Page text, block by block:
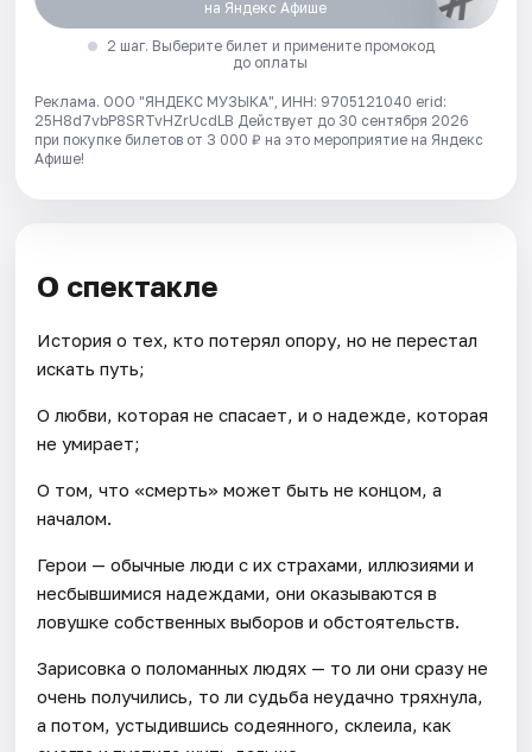
на Яндекс Афише
2 шаг. Выберите билет и примените промокод
до оплаты
Реклама. ООО "ЯНДЕКС МУЗЫКА", ИНН: 9705121040 erid:
25H8d7vbP8SRTvHZrUcdLB Действует до 30 сентября 2026
при покупке билетов от 3 000 ₽ на это мероприятие на Яндекс
Афише!
О спектакле
История о тех, кто потерял опору, но не перестал
искать путь;
О любви, которая не спасает, и о надежде, которая
не умирает;
О том, что «смерть» может быть не концом, а
началом.
Герои — обычные люди с их страхами, иллюзиями и
несбывшимися надеждами, они оказываются в
ловушке собственных выборов и обстоятельств.
Зарисовка о поломанных людях — то ли они сразу не
очень получились, то ли судьба неудачно тряхнула,
а потом, устыдившись содеянного, склеила, как